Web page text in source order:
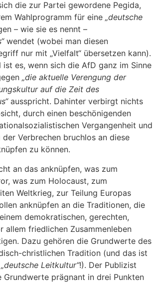
die zur Partei gewordene Pegida,
Wahlprogramm für eine „deutsche
– wie sie es nennt –
wendet (wobei man diesen
nur mit „Vielfalt“ übersetzen kann).
ist es, wenn sich die AfD ganz im Sinne
„die aktuelle Verengung der
auf die Zeit des
ausspricht. Dahinter verbirgt nichts
durch einen beschönigenden
Vergangenheit und
Verbrechen bruchlos an diese
zu können.
an das anknüpfen, was zum
was zum Holocaust, zum
Weltkrieg, zur Teilung Europas
anknüpfen an die Traditionen, die
demokratischen, gerechten,
allem friedlichen Zusammenleben
Dazu gehören die Grundwerte des
christlichen Tradition (und das ist
„deutsche Leitkultur“!). Der Publizist
Grundwerte prägnant in drei Punkten